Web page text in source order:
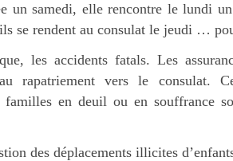
un samedi, elle rencontre le lundi
se rendent au consulat le jeudi …
les accidents fatals. Les
au rapatriement vers le consulat.
en deuil ou en souffrance
des déplacements illicites